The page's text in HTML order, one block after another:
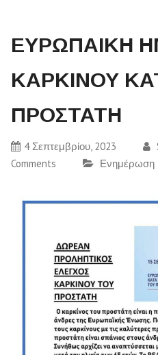
ΕΥΡΩΠΑΙΚΗ
ΚΑΡΚΙΝΟΥ
ΠΡΟΣΤΑΤΗ
4 Σεπτεμβρίου, 2023
Comments
Ενημέρωση